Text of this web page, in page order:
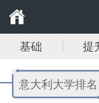
基础 提
意大利大学排名